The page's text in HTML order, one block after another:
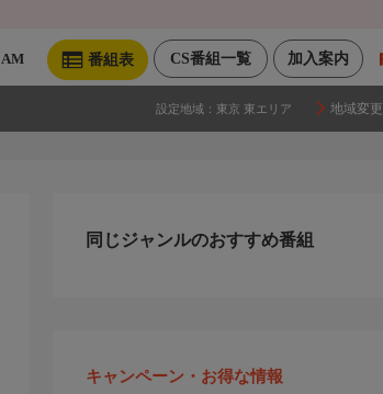
加入案内
CS番組一覧
番組表
設定地域： 東京 東エリア 地域変更
同じジャンルのおすすめ番組
キャンペーン・お得な情報